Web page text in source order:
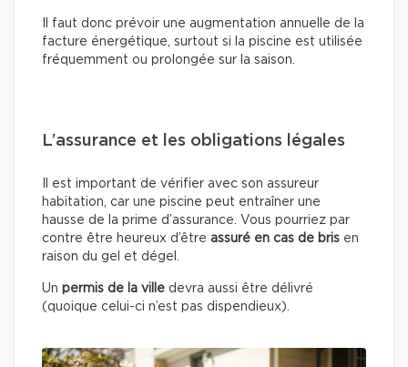
Il faut donc prévoir une augmentation annuelle de la
facture énergétique, surtout si la piscine est utilisée
fréquemment ou prolongée sur la saison.
L’assurance et les obligations légales
Il est important de vérifier avec son assureur
habitation, car une piscine peut entraîner une
hausse de la prime d’assurance. Vous pourriez par
contre être heureux d’être assuré en cas de bris en
raison du gel et dégel.
Un permis de la ville devra aussi être délivré
(quoique celui-ci n’est pas dispendieux).